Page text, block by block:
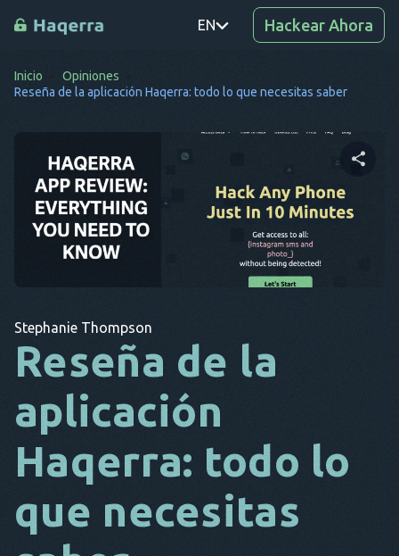
EN
PT
DE
BG
DA
ES
FR
NL
Hackear Ahora
Inicio
Opiniones
Reseña de la aplicación Haqerra: todo lo que necesitas saber
Comparte este artículo
Facebook Copiar enlace
Stephanie Thompson
Reseña de la
aplicación
Haqerra: todo lo
que necesitas